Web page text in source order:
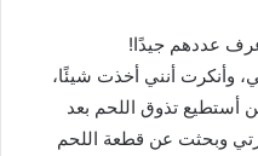
عددهم جيدًا!
وأنكرت أنني أخذت شيئًا،
أستطيع تذوق اللحم بعد
وبحثت عن قطعة اللحم